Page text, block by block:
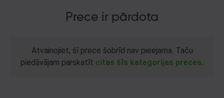
Prece ir pārdota
Atvainojiet, šī prece šobrīd nav pieejama. Taču
piedāvājam parskatīt citas šīs kategorijas preces.